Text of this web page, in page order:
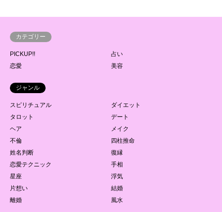
カテゴリー
PICKUP!!
占い
恋愛
美容
ジャンル
スピリチュアル
ダイエット
タロット
デート
ヘア
メイク
不倫
四柱推命
姓名判断
復縁
恋愛テクニック
手相
星座
浮気
片想い
結婚
離婚
風水